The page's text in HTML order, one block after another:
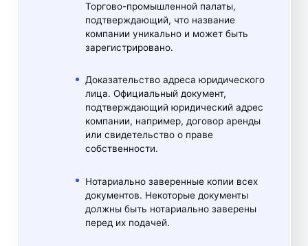
Торгово-промышленной палаты,
подтверждающий, что название
компании уникально и может быть
зарегистрировано.
Доказательство адреса юридического
лица. Официальный документ,
подтверждающий юридический адрес
компании, например, договор аренды
или свидетельство о праве
собственности.
Нотариально заверенные копии всех
документов. Некоторые документы
должны быть нотариально заверены
перед их подачей.